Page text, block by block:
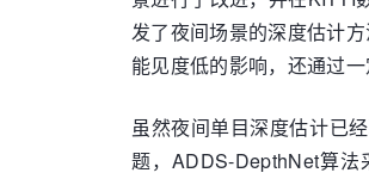
发了夜间场景的深度估计
能见度低的影响，还通过
虽然夜间单目深度估计已
题，ADDS-DepthNet算